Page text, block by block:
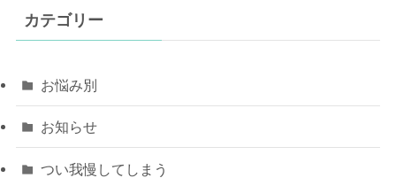
カテゴリー
お悩み別
お知らせ
つい我慢してしまう